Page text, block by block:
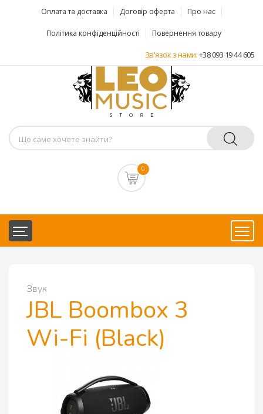
Оплата та доставка Договір оферта Про нас
Політика конфіденційності Повернення товару
Зв'язок з нами:+38 093 19 44 605
0
Звук
JBL Boombox 3
Wi-Fi (Black)